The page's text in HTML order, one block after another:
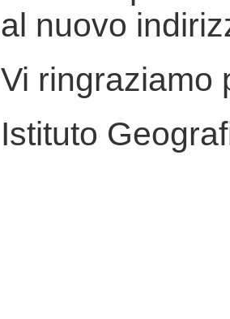
al nuovo
Vi ringraziamo
Istituto